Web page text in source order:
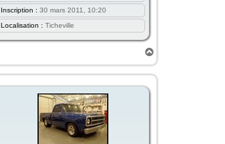
Inscription : 30 mars 2011, 10:20
Localisation : Ticheville
a
t